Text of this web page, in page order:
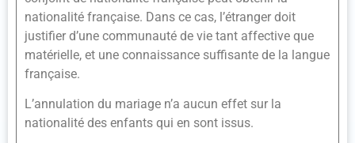
nationalité française. Dans ce cas, l’étranger doit
justifier d’une communauté de vie tant affective que
matérielle, et une connaissance suffisante de la langue
française.
L’annulation du mariage n’a aucun effet sur la
nationalité des enfants qui en sont issus.